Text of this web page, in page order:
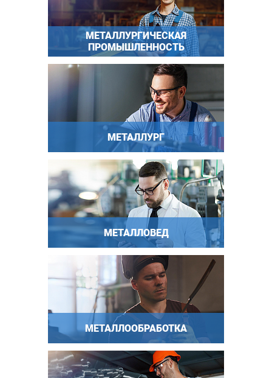
МЕТАЛЛУРГИЧЕСКАЯ
ПРОМЫШЛЕННОСТЬ
МЕТАЛЛУРГ
МЕТАЛЛОВЕД
МЕТАЛЛООБРАБОТКА